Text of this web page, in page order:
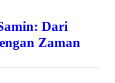
Dari
Zaman